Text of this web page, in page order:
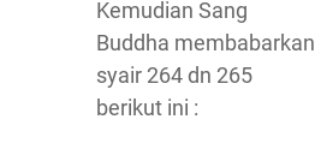
Kemudian Sang
Buddha membabarkan
syair 264 dn 265
berikut ini :